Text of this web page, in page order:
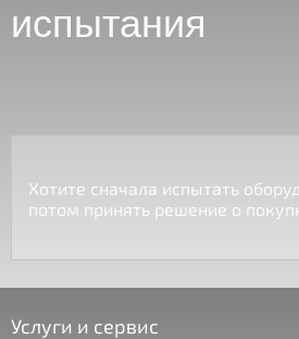
испытания
Хотите сначала испытать
потом принять решение о
Услуги и сервис